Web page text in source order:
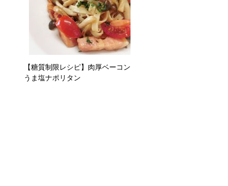
【糖質制限レシピ】肉厚ベーコン
うま塩ナポリタン